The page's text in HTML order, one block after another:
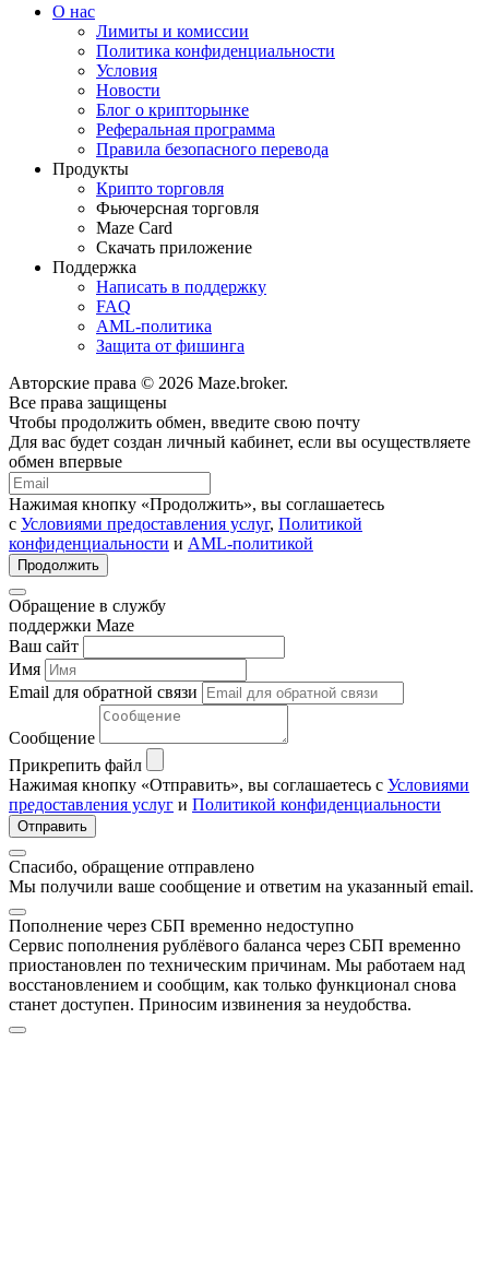
О нас
Лимиты и комиссии
Политика конфиденциальности
Условия
Новости
Блог о крипторынке
Реферальная программа
Правила безопасного перевода
Продукты
Крипто торговля
Фьючерсная торговля
Maze Card
Скачать приложение
Поддержка
Написать в поддержку
FAQ
AML-политика
Защита от фишинга
Авторские права © 2026 Maze.broker.
Все права защищены
Чтобы продолжить обмен, введите свою почту
Для вас будет создан личный кабинет, если вы осуществляете
обмен впервые
Нажимая кнопку «Продолжить», вы соглашаетесь
с Условиями предоставления услуг, Политикой
конфиденциальности и AML-политикой
Продолжить
Обращение в службу
поддержки Maze
Ваш сайт
Имя
Email для обратной связи
Сообщение
Прикрепить файл
Нажимая кнопку «Отправить», вы соглашаетесь с Условиями
предоставления услуг и Политикой конфиденциальности
Отправить
Спасибо, обращение отправлено
Мы получили ваше сообщение и ответим на указанный email.
Пополнение через СБП временно недоступно
Сервис пополнения рублёвого баланса через СБП временно
приостановлен по техническим причинам. Мы работаем над
восстановлением и сообщим, как только функционал снова
станет доступен. Приносим извинения за неудобства.